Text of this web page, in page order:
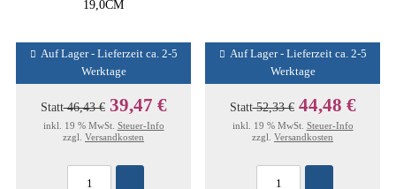
19,0CM
Auf Lager - Lieferzeit ca. 2-5
Werktage
Statt46,43 € 39,47 €
inkl. 19 % MwSt. Steuer-Info
zzgl. Versandkosten
Auf Lager - Lieferzeit ca. 2-5
Werktage
Statt52,33 € 44,48 €
inkl. 19 % MwSt. Steuer-Info
zzgl. Versandkosten